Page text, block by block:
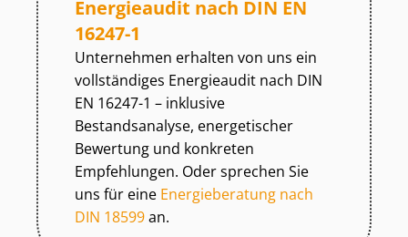
Energieaudit nach DIN EN
16247-1
Unternehmen erhalten von uns ein
vollständiges Energieaudit nach DIN
EN 16247-1 – inklusive
Bestandsanalyse, energetischer
Bewertung und konkreten
Empfehlungen. Oder sprechen Sie
uns für eine Energieberatung nach
DIN 18599an.